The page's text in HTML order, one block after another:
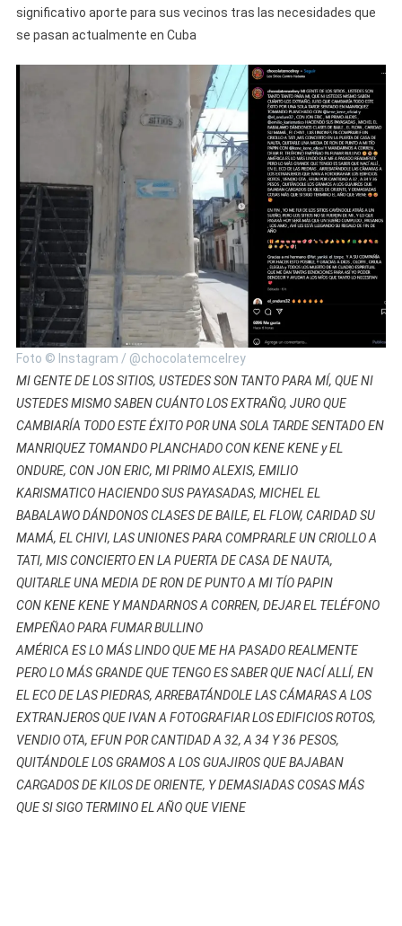
significativo aporte para sus vecinos tras las necesidades que
se pasan actualmente en Cuba
Foto © Instagram / @chocolatemcelrey
MI GENTE DE LOS SITIOS, USTEDES SON TANTO PARA MÍ, QUE NI
USTEDES MISMO SABEN CUÁNTO LOS EXTRAÑO, JURO QUE
CAMBIARÍA TODO ESTE ÉXITO POR UNA SOLA TARDE SENTADO EN
MANRIQUEZ TOMANDO PLANCHADO CON KENE KENE y EL
ONDURE, CON JON ERIC, MI PRIMO ALEXIS, EMILIO
KARISMATICO HACIENDO SUS PAYASADAS, MICHEL EL
BABALAWO DÁNDONOS CLASES DE BAILE, EL FLOW, CARIDAD SU
MAMÁ, EL CHIVI, LAS UNIONES PARA COMPRARLE UN CRIOLLO A
TATI, MIS CONCIERTO EN LA PUERTA DE CASA DE NAUTA,
QUITARLE UNA MEDIA DE RON DE PUNTO A MI TÍO PAPIN
CON KENE KENE Y MANDARNOS A CORREN, DEJAR EL TELÉFONO
EMPEÑAO PARA FUMAR BULLINO
AMÉRICA ES LO MÁS LINDO QUE ME HA PASADO REALMENTE
PERO LO MÁS GRANDE QUE TENGO ES SABER QUE NACÍ ALLÍ, EN
EL ECO DE LAS PIEDRAS, ARREBATÁNDOLE LAS CÁMARAS A LOS
EXTRANJEROS QUE IVAN A FOTOGRAFIAR LOS EDIFICIOS ROTOS,
VENDIO OTA, EFUN POR CANTIDAD A 32, A 34 Y 36 PESOS,
QUITÁNDOLE LOS GRAMOS A LOS GUAJIROS QUE BAJABAN
CARGADOS DE KILOS DE ORIENTE, Y DEMASIADAS COSAS MÁS
QUE SI SIGO TERMINO EL AÑO QUE VIENE